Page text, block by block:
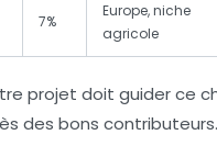
7%
Europe, niche
agricole
projet doit guider ce
des bons contributeurs.